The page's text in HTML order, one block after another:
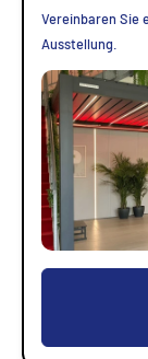
Vereinbaren Sie
Ausstellung.